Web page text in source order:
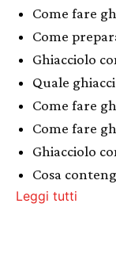
Come fare
Come
Ghiacciolo
Quale
Come fare
Come fare
Ghiacciolo
Cosa
Leggi tutti